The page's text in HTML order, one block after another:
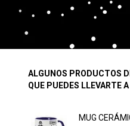
ALGUNOS PRODUCTOS
QUE PUEDES LLEVARTE
MUG